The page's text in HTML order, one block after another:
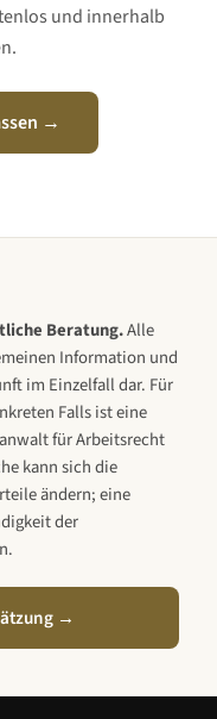
und innerhalb
→
Beratung.Alle
Information und
im Einzelfall dar. Für
Falls ist eine
für Arbeitsrecht
kann sich die
ändern; eine
der
→